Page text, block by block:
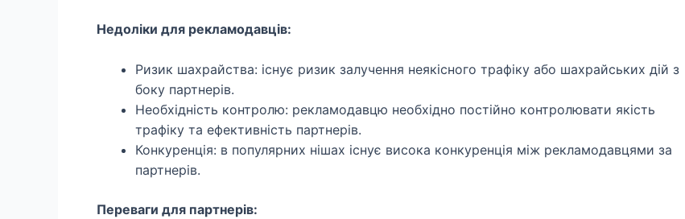
Недоліки для рекламодавців:
Ризик шахрайства: існує ризик залучення неякісного трафіку або шахрайських дій з
боку партнерів.
Необхідність контролю: рекламодавцю необхідно постійно контролювати якість
трафіку та ефективність партнерів.
Конкуренція: в популярних нішах існує висока конкуренція між рекламодавцями за
партнерів.
Переваги для партнерів: